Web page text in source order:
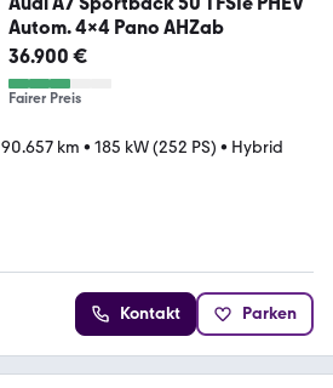
Autom. 4x4 Pano AHZab
36.900 €
Fairer Preis
90.657 km • 185 kW (252 PS) • Hybrid
Kontakt Parken